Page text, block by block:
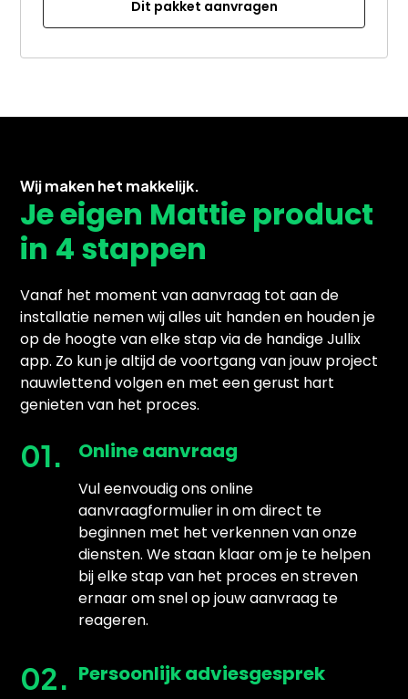
Dit pakket aanvragen
Wij maken het makkelijk.
Je eigen Mattie product
in 4 stappen
Vanaf het moment van aanvraag tot aan de
installatie nemen wij alles uit handen en houden je
op de hoogte van elke stap via de handige Jullix
app. Zo kun je altijd de voortgang van jouw project
nauwlettend volgen en met een gerust hart
genieten van het proces.
01. Online aanvraag
Vul eenvoudig ons online
aanvraagformulier in om direct te
beginnen met het verkennen van onze
diensten. We staan klaar om je te helpen
bij elke stap van het proces en streven
ernaar om snel op jouw aanvraag te
reageren.
02. Persoonlijk adviesgesprek